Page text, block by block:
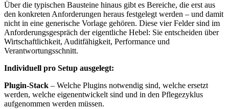
Über die typischen Bausteine hinaus gibt es Bereiche, die erst aus
den konkreten Anforderungen heraus festgelegt werden – und damit
nicht in eine generische Vorlage gehören. Diese vier Felder sind im
Anforderungsgespräch der eigentliche Hebel: Sie entscheiden über
Wirtschaftlichkeit, Auditfähigkeit, Performance und
Verantwortungsschnitt.
Individuell pro Setup ausgelegt:
Plugin-Stack – Welche Plugins notwendig sind, welche ersetzt
werden, welche eigenentwickelt sind und in den Pflegezyklus
aufgenommen werden müssen.